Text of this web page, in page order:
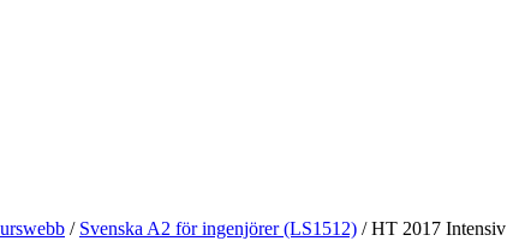
/ Svenska A2 för ingenjörer (LS1512) /HT 2017 Intensiv